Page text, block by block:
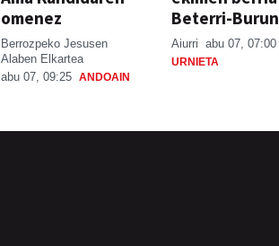
omenez
Berrozpeko Jesusen
Alaben Elkartea
abu 07, 09:25 ANDOAIN
Beterri-
Aiurri abu 07, 07:00
URNIETA